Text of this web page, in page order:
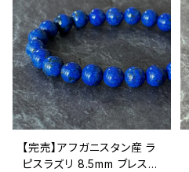
【完売】アフガニスタン産 ラ
ピスラズリ 8.5mm ブレスレ